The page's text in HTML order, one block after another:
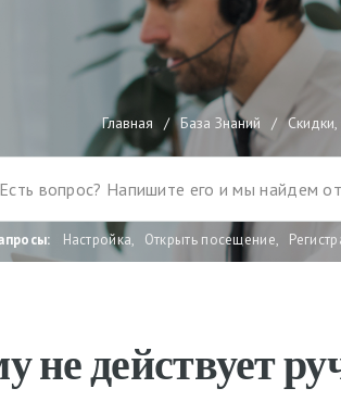
Главная / База Знаний /
Настройка, Открыть посещение,
не действует